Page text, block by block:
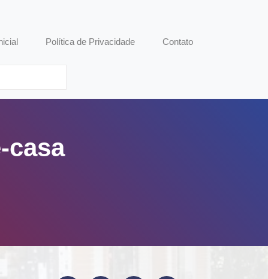
Política de Privacidade Contato
casa